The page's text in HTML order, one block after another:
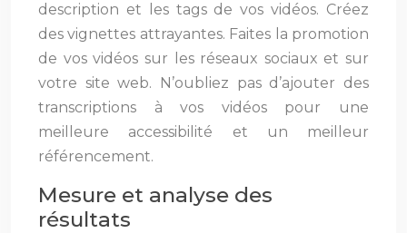
description et les tags de vos vidéos. Créez
des vignettes attrayantes. Faites la promotion
de vos vidéos sur les réseaux sociaux et sur
votre site web. N’oubliez pas d’ajouter des
transcriptions à vos vidéos pour une
meilleure accessibilité et un meilleur
référencement.
Mesure et analyse des
résultats